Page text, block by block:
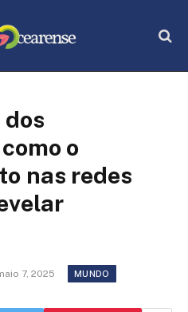
o
nas redes
7, 2025 MUNDO